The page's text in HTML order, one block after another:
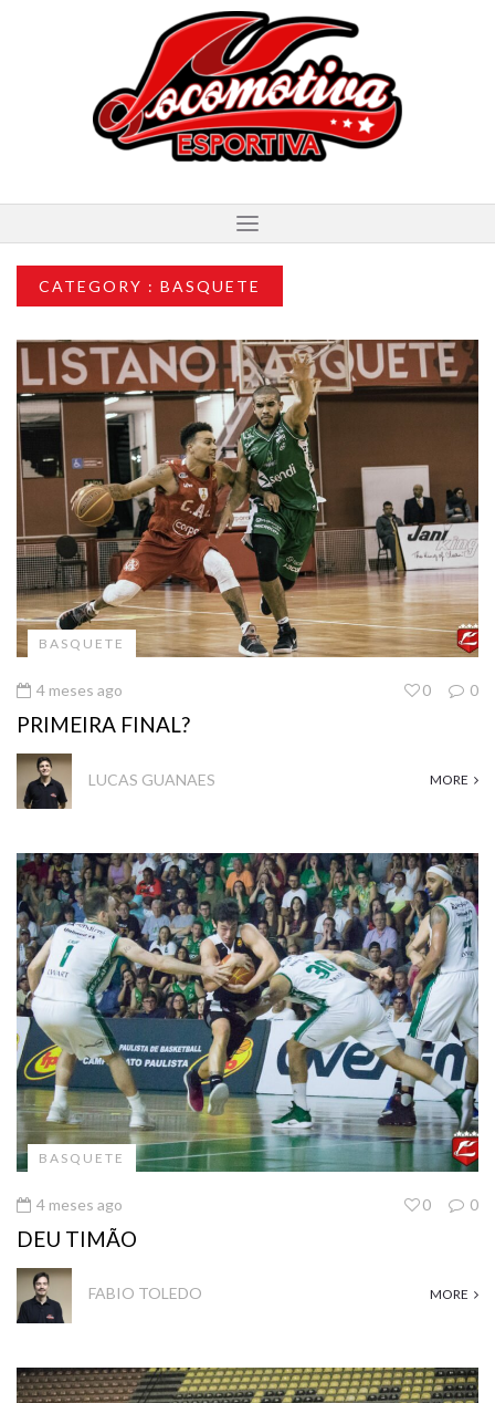
CATEGORY : BASQUETE
BASQUETE
4 meses ago 0
0
PRIMEIRA FINAL?
LUCAS GUANAES MORE
BASQUETE
4 meses ago 0
0
DEU TIMÃO
FABIO TOLEDO MORE